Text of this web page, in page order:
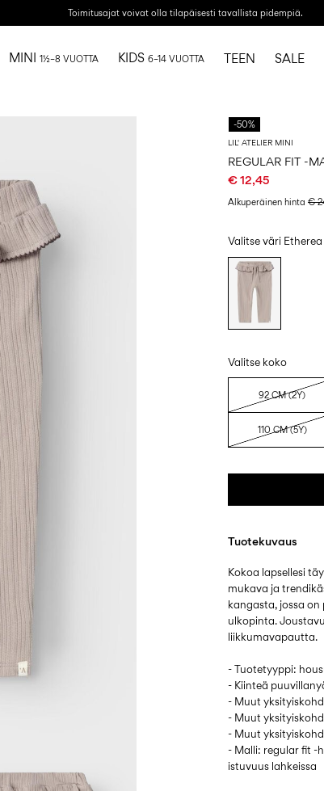
Toimitusajat voivat olla tilapäisesti tavallista pidempiä.
MINI 1½–8 VUOTTA KIDS 6–14 VUOTTA TEEN SALE
-50%
LIL' ATELIER MINI
REGULAR FIT -
€ 12,45
Alkuperäinen hinta €
Valitse väri Etherea
Valitse koko
92 CM (2Y)
110 CM (5Y)
Tuotekuvaus
Kokoa lapsellesi
mukava ja
kangasta, jossa
ulkopinta.
liikkumavapautta.
- Tuotetyyppi:
- Kiinteä
- Muut
- Muut
- Muut
- Malli: regular fit -
istuvuus lahkeissa